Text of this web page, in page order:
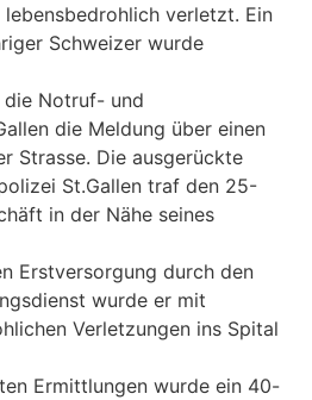
verletzt. Ein
Schweizer wurde
die Notruf- und
die Meldung über einen
Strasse. Die ausgerückte
St.Gallen traf den 25-
in der Nähe seines
Erstversorgung durch den
wurde er mit
Verletzungen ins Spital
Ermittlungen wurde ein 40-